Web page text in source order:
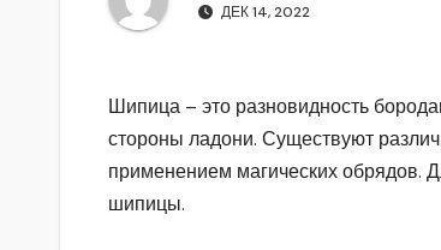
ДЕК 14, 2022
Шипица – это разновидность
стороны ладони. Существуют
применением магических обрядов.
шипицы.